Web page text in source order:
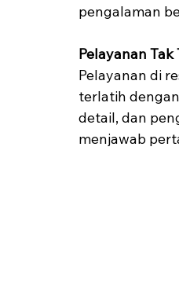
pengalaman
Pelayanan
Pelayanan di
terlatih
detail, dan
menjawab